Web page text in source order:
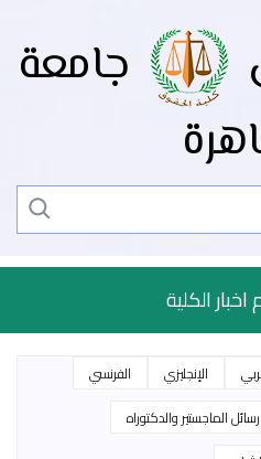
جامعة
الكلية
الإنجليزي
الفرنسي
رسائل الماجستير والدكتوراه